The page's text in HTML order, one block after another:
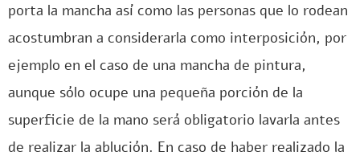
porta la mancha así como las personas que lo rodean
acostumbran a considerarla como interposición, por
ejemplo en el caso de una mancha de pintura,
aunque sólo ocupe una pequeña porción de la
superficie de la mano será obligatorio lavarla antes
de realizar la ablución. En caso de haber realizado la